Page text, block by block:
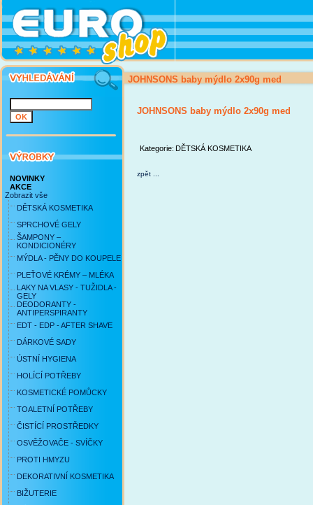
NOVINKY
AKCE
Zobrazit vše
DĚTSKÁ KOSMETIKA
SPRCHOVÉ GELY
ŠAMPONY –
KONDICIONÉRY
MÝDLA - PĚNY DO KOUPELE
PLEŤOVÉ KRÉMY – MLÉKA
LAKY NA VLASY - TUŽIDLA -
GELY
DEODORANTY -
ANTIPERSPIRANTY
EDT - EDP - AFTER SHAVE
DÁRKOVÉ SADY
ÚSTNÍ HYGIENA
HOLÍCÍ POTŘEBY
KOSMETICKÉ POMŮCKY
TOALETNÍ POTŘEBY
ČISTÍCÍ PROSTŘEDKY
OSVĚŽOVAČE - SVÍČKY
PROTI HMYZU
DEKORATIVNÍ KOSMETIKA
BIŽUTERIE
JOHNSONS baby mýdlo 2x90g med
JOHNSONS baby mýdlo 2x90g med
Kategorie: DĚTSKÁ KOSMETIKA
zpět ...